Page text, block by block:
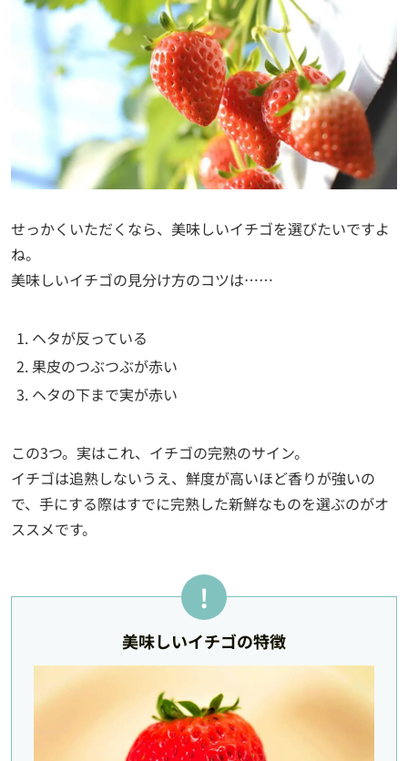
せっかくいただくなら、美味しいイチゴを選びたいですよ
ね。
美味しいイチゴの見分け方のコツは……
ヘタが反っている
果皮のつぶつぶが赤い
ヘタの下まで実が赤い
この3つ。実はこれ、イチゴの完熟のサイン。
イチゴは追熟しないうえ、鮮度が高いほど香りが強いの
で、手にする際はすでに完熟した新鮮なものを選ぶのがオ
ススメです。
美味しいイチゴの特徴